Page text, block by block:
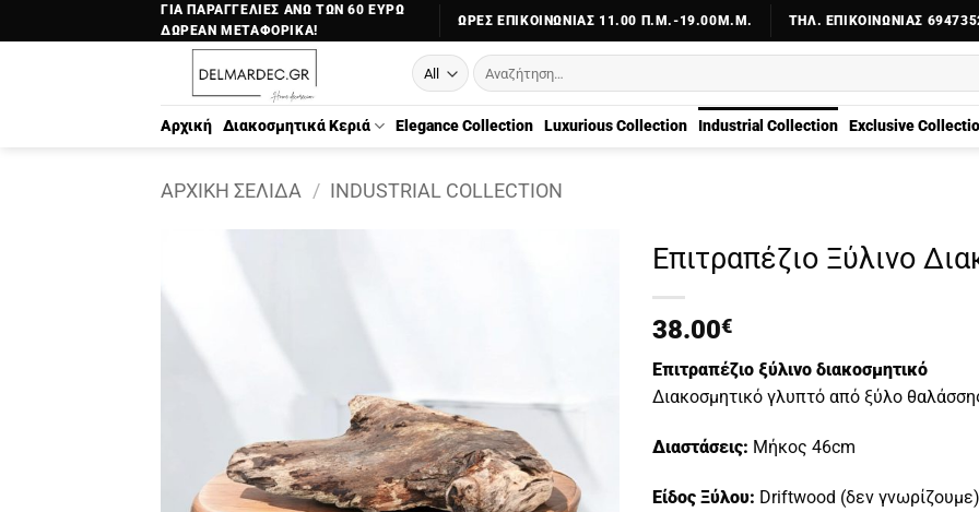
στο
ΓΙΑ ΠΑΡΑΓΓΕΛΙΕΣ ΑΝΩ ΤΩΝ 60 ΕΥΡΩ
ΔΩΡΕΑΝ ΜΕΤΑΦΟΡΙΚΑ!
ΏΡΕΣ ΕΠΙΚΟΙΝΩΝΊΑΣ 11.00 Π.Μ.-19.00Μ.Μ. ΤΗΛ. ΕΠΙΚΟΙΝΩΝΊΑΣ
Αναζήτηση
για:
Αρχική Διακοσμητικά Κεριά Elegance Collection Luxurious Collection Industrial Collection Exclusive
ΑΡΧΙΚΉ ΣΕΛΊΔΑ / INDUSTRIAL COLLECTION
Επιτραπέζιο Ξύλινο
38.00€
Επιτραπέζιο ξύλινο διακοσμητικό
Διακοσμητικό γλυπτό από ξύλο
Διαστάσεις: Μήκος 46cm
Είδος Ξύλου: Driftwood (δεν γνωρίζουμε)